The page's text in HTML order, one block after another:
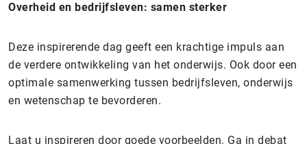
Overheid en bedrijfsleven: samen sterker
Deze inspirerende dag geeft een krachtige impuls aan
de verdere ontwikkeling van het onderwijs. Ook door een
optimale samenwerking tussen bedrijfsleven, onderwijs
en wetenschap te bevorderen.
Laat u inspireren door goede voorbeelden. Ga in debat